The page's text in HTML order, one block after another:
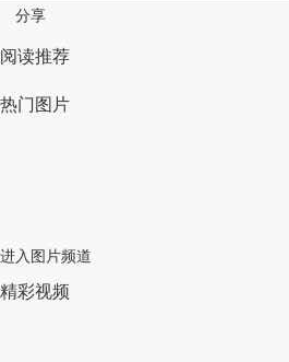
分享
阅读推荐
热门图片
进入图片频道
精彩视频